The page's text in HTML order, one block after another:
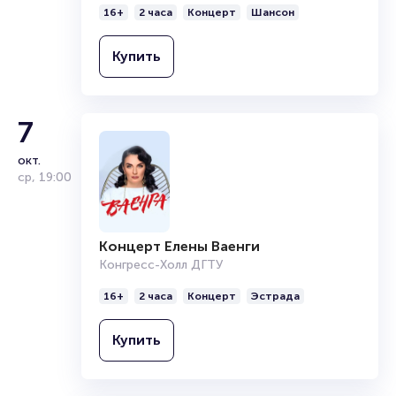
16+ 2 часа Концерт Шансон
Купить
7
окт.
ср, 19:00
Концерт Елены Ваенги
Конгресс-Холл ДГТУ
16+ 2 часа Концерт Эстрада
Купить